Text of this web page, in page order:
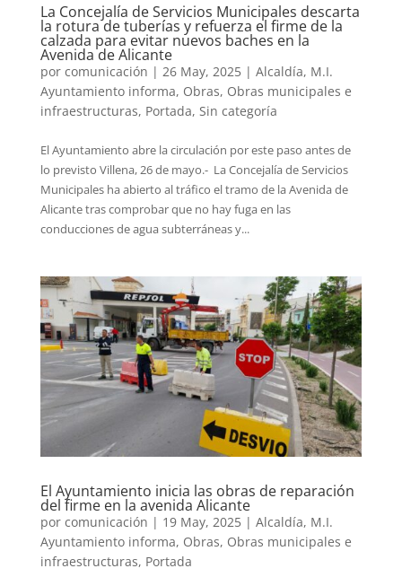
La Concejalía de Servicios Municipales descarta
la rotura de tuberías y refuerza el firme de la
calzada para evitar nuevos baches en la
Avenida de Alicante
por comunicación | 26 May, 2025| Alcaldía, M.I.
Ayuntamiento informa, Obras, Obras municipales e
infraestructuras, Portada, Sin categoría
El Ayuntamiento abre la circulación por este paso antes de
lo previsto Villena, 26 de mayo.- La Concejalía de Servicios
Municipales ha abierto al tráfico el tramo de la Avenida de
Alicante tras comprobar que no hay fuga en las
conducciones de agua subterráneas y...
El Ayuntamiento inicia las obras de reparación
del firme en la avenida Alicante
por comunicación | 19 May, 2025| Alcaldía, M.I.
Ayuntamiento informa, Obras, Obras municipales e
infraestructuras, Portada